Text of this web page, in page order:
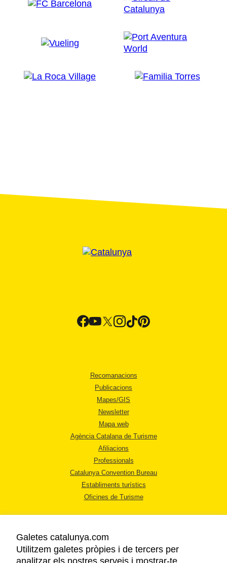
Recomanacions
Publicacions
Mapes/GIS
Newsletter
Mapa web
Agència Catalana de Turisme
Afiliacions
Professionals
Catalunya Convention Bureau
Establiments turístics
Oficines de Turisme
Galetes catalunya.com
Utilitzem galetes pròpies i de tercers per
analitzar els nostres serveis i mostrar-te